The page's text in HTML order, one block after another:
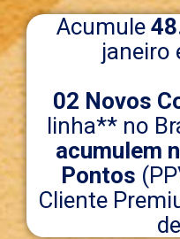
Acumule
janeiro
02 Novos
linha** no
acumulem
Pontos
Cliente